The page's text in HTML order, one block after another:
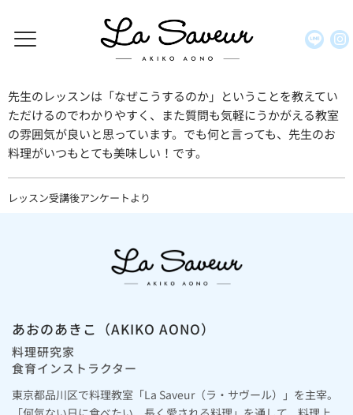
先生のレッスンは「なぜこうするのか」ということを教えてい
ただけるのでわかりやすく、また質問も気軽にうかがえる教室
の雰囲気が良いと思っています。でも何と言っても、先生のお
料理がいつもとても美味しい！です。
レッスン受講後アンケートより
あおのあきこ（AKIKO AONO）
料理研究家
食育インストラクター
東京都品川区で料理教室「La Saveur（ラ・サヴール）」を主宰。